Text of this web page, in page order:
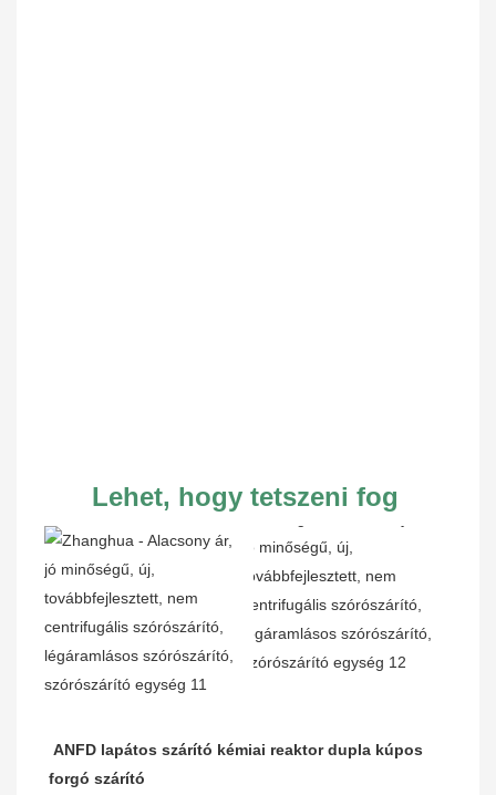
Lehet, hogy tetszeni fog
ANFD lapátos szárító kémiai reaktor dupla kúpos
forgó szárító